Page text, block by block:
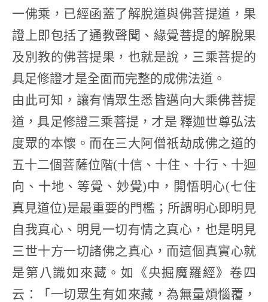
一佛乘，已經函蓋了解脫道與佛菩提道，果
證上即包括了通教聲聞、緣覺菩提的解脫果
及別教的佛菩提果，也就是說，三乘菩提的
具足修證才是全面而完整的成佛法道。
由此可知，讓有情眾生悉皆邁向大乘佛菩提
道，具足修證三乘菩提，才是 釋迦世尊弘法
度眾的本懷。而在三大阿僧祇劫成佛之道的
五十二個菩薩位階(十信、十住、十行、十迴
向、十地、等覺、妙覺)中，開悟明心(七住
真見道位)是最重要的門檻；所謂明心即明見
自我真心、明見一切有情之真心，也是明見
三世十方一切諸佛之真心，而這個真實心就
是第八識如來藏。如《央掘魔羅經》卷四
云：「一切眾生有如來藏，為無量煩惱覆，